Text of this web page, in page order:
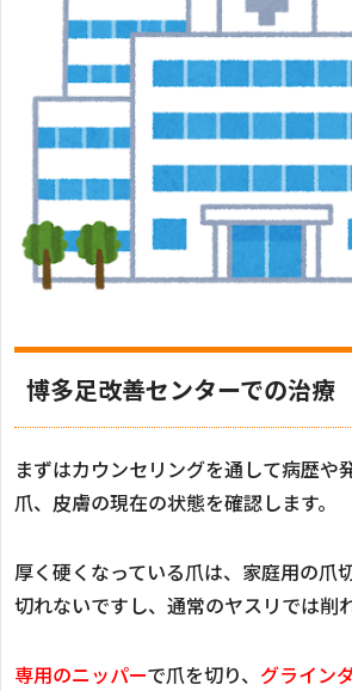
博多足改善センターでの治療
まずはカウンセリングを通して病歴や
爪、皮膚の現在の状態を確認します。
厚く硬くなっている爪は、家庭用の爪
切れないですし、通常のヤスリでは削
専用のニッパーで爪を切り、 グライン